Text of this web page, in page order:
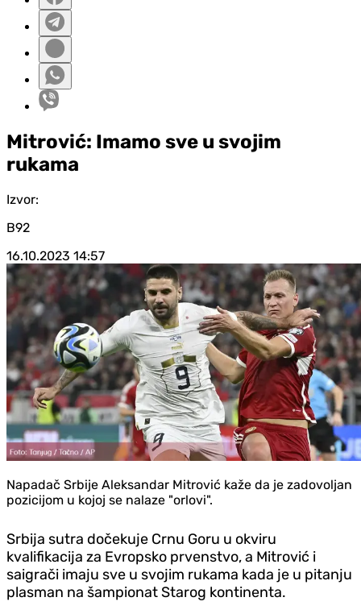
Mitrović: Imamo sve u svojim
rukama
Izvor:
B92
16.10.2023 14:57
Napadač Srbije Aleksandar Mitrović kaže da je zadovoljan
pozicijom u kojoj se nalaze "orlovi".
Srbija sutra dočekuje Crnu Goru u okviru
kvalifikacija za Evropsko prvenstvo, a Mitrović i
saigrači imaju sve u svojim rukama kada je u pitanju
plasman na šampionat Starog kontinenta.